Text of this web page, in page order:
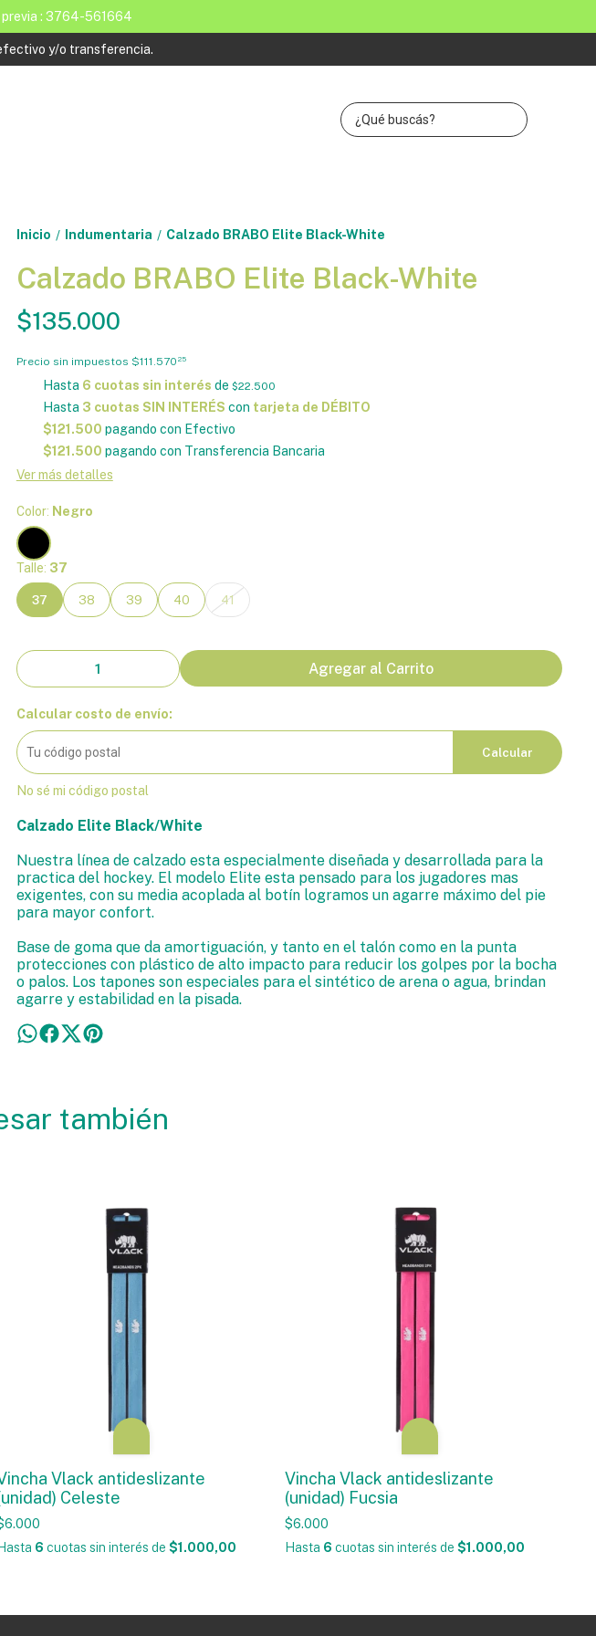
previa : 3764-561664
y/o transferencia.
Inicio / Indumentaria / Calzado BRABO Elite Black-White
Calzado BRABO Elite Black-White
$135.000
Precio sin impuestos $111.570 25
Hasta 6 cuotas sin interés de $22.500
Hasta 3 cuotas SIN INTERÉS con tarjeta de DÉBITO
$121.500 pagando con Efectivo
$121.500 pagando con Transferencia Bancaria
Ver más detalles
Color: Negro
Talle: 37
37 38 39 40 41
Agregar al Carrito
Calcular costo de envío:
Calcular
No sé mi código postal
Calzado Elite Black/White
Nuestra línea de calzado esta especialmente diseñada y desarrollada para la
practica del hockey. El modelo Elite esta pensado para los jugadores mas
exigentes, con su media acoplada al botín logramos un agarre máximo del pie
para mayor confort.
Base de goma que da amortiguación, y tanto en el talón como en la punta
protecciones con plástico de alto impacto para reducir los golpes por la bocha
o palos. Los tapones son especiales para el sintético de arena o agua, brindan
agarre y estabilidad en la pisada.
también
Vlack antideslizante
Celeste
Hasta 6 cuotas sin interés de $1.000,00
Vincha Vlack antideslizante
(unidad) Fucsia
$6.000
Hasta 6 cuotas sin interés de $1.000,00